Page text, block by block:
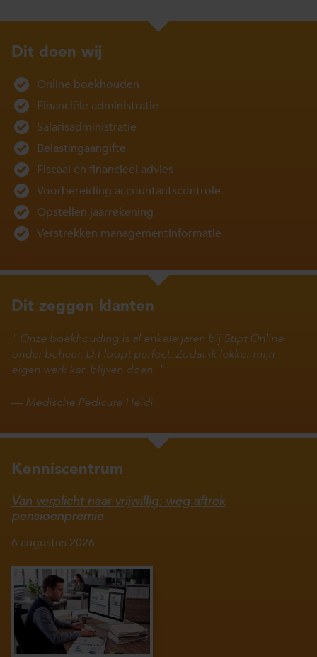
Dit doen wij
Online boekhouden
Financiële administratie
Salarisadministratie
Belastingaangifte
Fiscaal en financieel advies
Voorbereiding accountantscontrole
Opstellen jaarrekening
Verstrekken managementinformatie
Dit zeggen klanten
Onze boekhouding is al enkele jaren bij Stipt Online
onder beheer. Dit loopt perfect. Zodat ik lekker mijn
eigen werk kan blijven doen.
— Medische Pedicure Heidi
Kenniscentrum
Van verplicht naar vrijwillig: weg aftrek
pensioenpremie
6 augustus 2026